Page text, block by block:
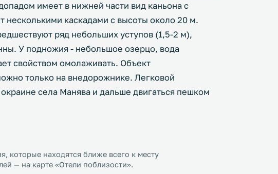
имеет в нижней части вид каньона с
несколькими каскадами с высоты около 20 м.
ряд небольших уступов (1,5-2 м),
У подножия - небольшое озерцо, вода
свойством омолаживать. Объект
только на внедорожнике. Легковой
села Манява и дальше двигаться пешком
которые находятся ближе всего к месту
— на карте «Отели поблизости».